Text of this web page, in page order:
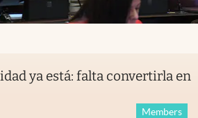
ya está: falta convertirla en
Members